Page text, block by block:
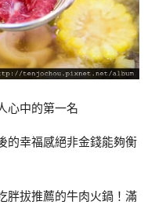
心中的第一名
的幸福感絕非金錢能夠衡
胖拔推薦的牛肉火鍋！滿